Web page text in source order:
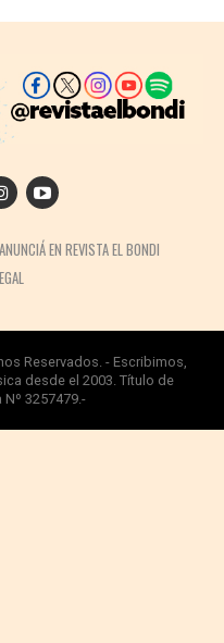
ANUNCIÁ EN REVISTA EL BONDI
Reservados. - Escribimos,
desde el 2003. Título de
3257479.-